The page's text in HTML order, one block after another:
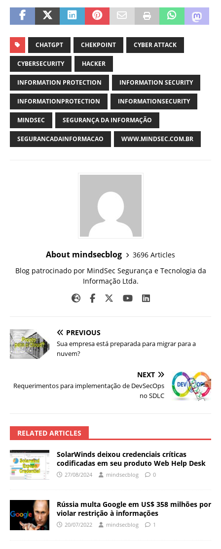
CHATGPT CHEKPOINT CYBER ATTACK
CYBERSECURITY HACKER
INFORMATION PROTECTION INFORMATION SECURITY
INFORMATIONPROTECTION INFORMATIONSECURITY
MINDSEC SEGURANÇA DA INFORMAÇÃO
SEGURANCADAINFORMACAO WWW.MINDSEC.COM.BR
About mindsecblog
3696 Articles
Blog patrocinado por MindSec Segurança e Tecnologia da
Informação Ltda.
PREVIOUS
Sua empresa está preparada para migrar para a
nuvem?
NEXT
Requerimentos para implementação de DevSecOps
no SDLC
RELATED ARTICLES
SolarWinds deixou credenciais críticas
codificadas em seu produto Web Help Desk
27/08/2024 mindsecblog 0
Rússia multa Google em US$ 358 milhões por
violar restrição à informações
20/07/2022 mindsecblog 1